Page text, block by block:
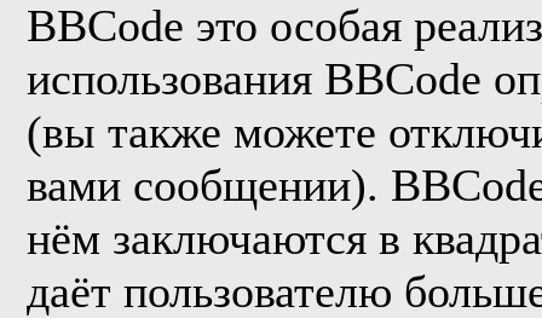
BBCode это особая
использования BBCode
(вы также можете
вами сообщении).
нём заключаются в
даёт пользователю